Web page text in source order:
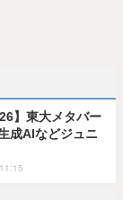
】東大メタバー
成AIなどジュニ